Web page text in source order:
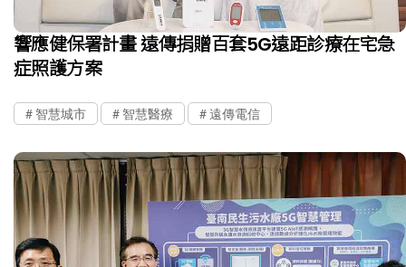
響應健保署計畫 遠傳捐贈百套5G遠距診療在宅急
症照護方案
智慧城市 智慧醫療 遠傳電信